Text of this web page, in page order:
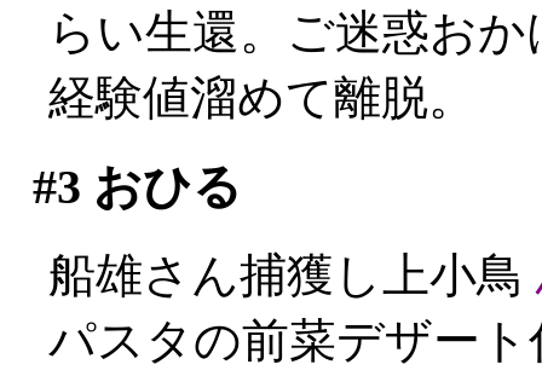
らい生還。ご迷惑お
経験値溜めて離脱。
#3 おひる
船雄さん捕獲し上小鳥
パスタの前菜デザー